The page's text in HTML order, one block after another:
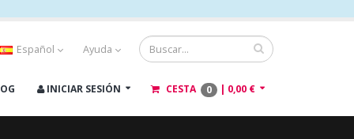
Español Ayuda
INICIAR SESIÓN CESTA 0 | 0,00 €